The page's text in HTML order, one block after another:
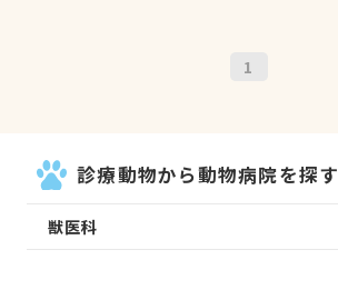
1
診療動物から動物病院を探す
獣医科